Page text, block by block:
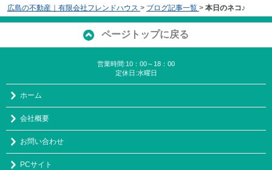
広島の不動産｜有限会社フレンドハウス > ブログ記事一覧 > 本日のネコ♪
ページトップに戻る
営業時間:10：00～18：00
定休日:水曜日
ホーム
会社概要
お問い合わせ
PCサイト